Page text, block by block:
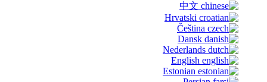
中文
Hrvatski
Čeština
Dansk
Nederlands
English
Estonian